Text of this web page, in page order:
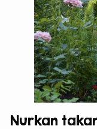
Nurkan